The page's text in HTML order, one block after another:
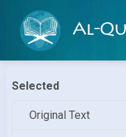
Al-
Selected
Original Text